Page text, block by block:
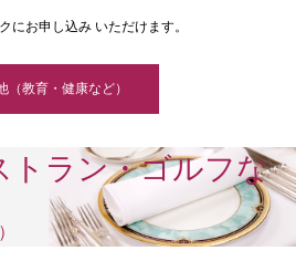
にお申し込み いただけます。
（教育・健康など）
トラン・ゴルフな